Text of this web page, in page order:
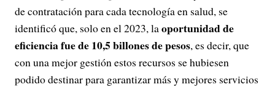
de contratación para cada tecnología en salud, se
identificó que, solo en el 2023, laoportunidad de
eficiencia fue de 10,5 billones de pesos, es decir, que
con una mejor gestión estos recursos se hubiesen
podido destinar para garantizar más y mejores servicios